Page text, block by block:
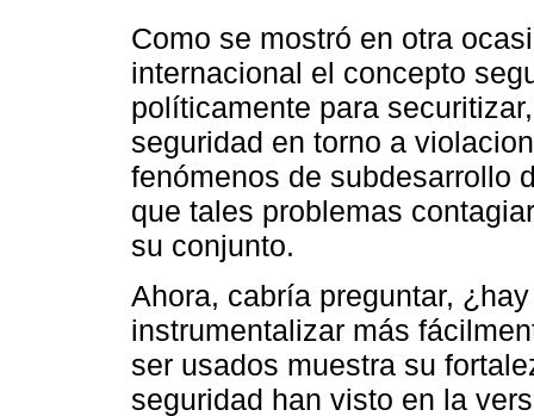
Como se mostró en otra
internacional el concepto
políticamente para
seguridad en torno a
fenómenos de subdesarrollo
que tales problemas
su conjunto.
Ahora, cabría preguntar,
instrumentalizar más
ser usados muestra su
seguridad han visto en la